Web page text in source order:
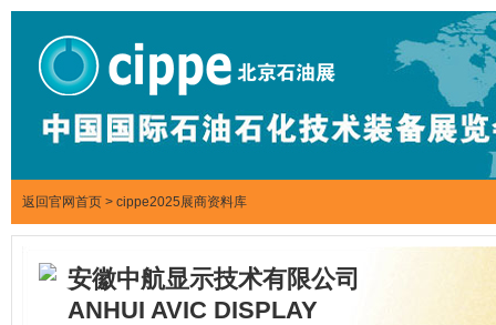
返回官网首页 > cippe2025展商资料库
安徽中航显示技术有限公司
ANHUI AVIC DISPLAY